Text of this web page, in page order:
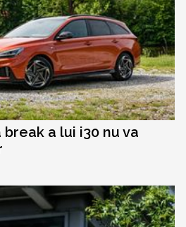
a lui i30 nu va